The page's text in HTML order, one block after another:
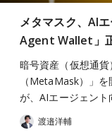
メタマスク、AI
Agent Wallet」
暗号資産（仮想通
（MetaMask）」
が、AIエージェン
渡邉洋輔